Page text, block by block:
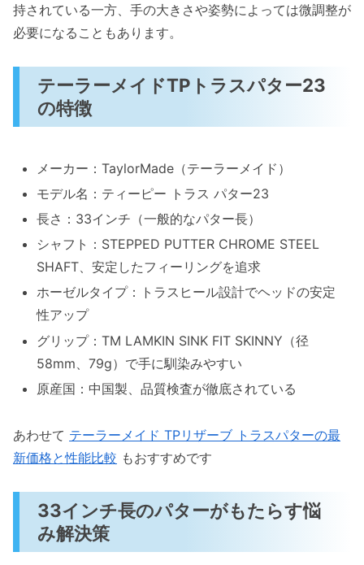
持されている一方、手の大きさや姿勢によっては微調整が
必要になることもあります。
テーラーメイドTPトラスパター23
の特徴
メーカー：TaylorMade（テーラーメイド）
モデル名：ティーピー トラス パター23
長さ：33インチ（一般的なパター長）
シャフト：STEPPED PUTTER CHROME STEEL
SHAFT、安定したフィーリングを追求
ホーゼルタイプ：トラスヒール設計でヘッドの安定
性アップ
グリップ：TM LAMKIN SINK FIT SKINNY（径
58mm、79g）で手に馴染みやすい
原産国：中国製、品質検査が徹底されている
あわせて テーラーメイド TPリザーブ トラスパターの最
新価格と性能比較 もおすすめです
33インチ長のパターがもたらす悩
み解決策